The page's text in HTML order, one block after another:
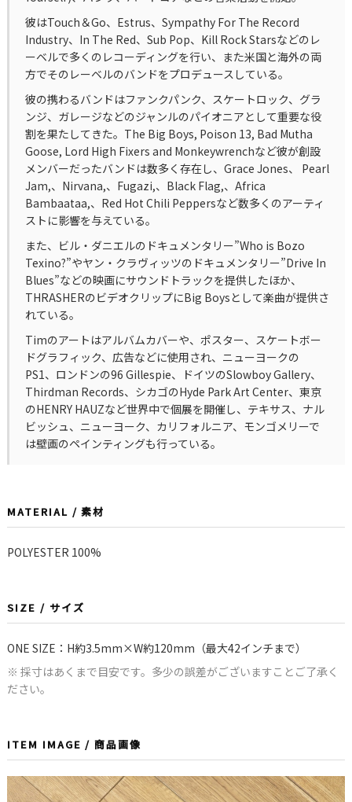
彼はTouch＆Go、Estrus、Sympathy For The Record
Industry、In The Red、Sub Pop、Kill Rock Starsなどのレ
ーベルで多くのレコーディングを行い、また米国と海外の両
方でそのレーベルのバンドをプロデュースしている。
彼の携わるバンドはファンクパンク、スケートロック、グラ
ンジ、ガレージなどのジャンルのパイオニアとして重要な役
割を果たしてきた。The Big Boys, Poison 13, Bad Mutha
Goose, Lord High Fixers and Monkeywrenchなど彼が創設
メンバーだったバンドは数多く存在し、Grace Jones、 Pearl
Jam,、Nirvana,、Fugazi,、Black Flag,、Africa
Bambaataa,、Red Hot Chili Peppersなど数多くのアーティ
ストに影響を与えている。
また、ビル・ダニエルのドキュメンタリー”Who is Bozo
Texino?”やヤン・クラヴィッツのドキュメンタリー”Drive In
Blues”などの映画にサウンドトラックを提供したほか、
THRASHERのビデオクリップにBig Boysとして楽曲が提供さ
れている。
Timのアートはアルバムカバーや、ポスター、スケートボー
ドグラフィック、広告などに使用され、ニューヨークの
PS1、ロンドンの96 Gillespie、ドイツのSlowboy Gallery、
Thirdman Records、シカゴのHyde Park Art Center、東京
のHENRY HAUZなど世界中で個展を開催し、テキサス、ナル
ビッシュ、ニューヨーク、カリフォルニア、モンゴメリーで
は壁画のペインティングも行っている。
MATERIAL / 素材
POLYESTER 100%
SIZE / サイズ
ONE SIZE：H約3.5mm×W約120mm（最大42インチまで）
※ 採寸はあくまで目安です。多少の誤差がございますことご了承く
ださい。
ITEM IMAGE / 商品画像